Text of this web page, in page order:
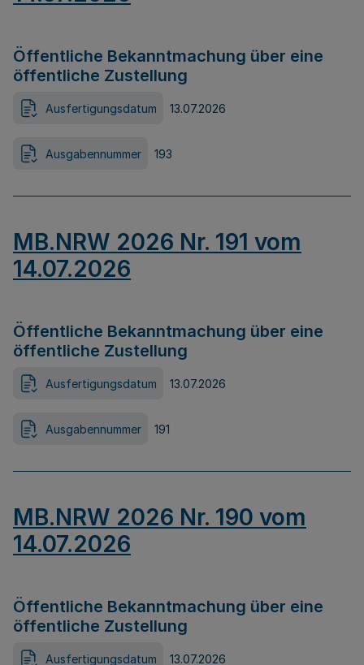
Öffentliche Bekanntmachung über eine
öffentliche Zustellung
Ausfertigungsdatum 13.07.2026
Ausgabennummer 193
MB.NRW 2026 Nr. 191 vom
14.07.2026
Öffentliche Bekanntmachung über eine
öffentliche Zustellung
Ausfertigungsdatum 13.07.2026
Ausgabennummer 191
MB.NRW 2026 Nr. 190 vom
14.07.2026
Öffentliche Bekanntmachung über eine
öffentliche Zustellung
Ausfertigungsdatum 13.07.2026